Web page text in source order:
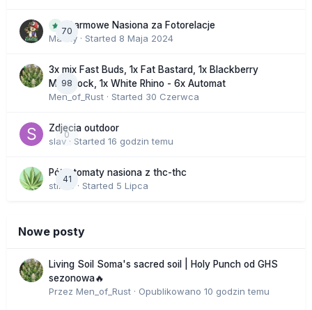
70
Darmowe Nasiona za Fotorelacje
Macky · Started 8 Maja 2024
98
3x mix Fast Buds, 1x Fat Bastard, 1x Blackberry
Moonrock, 1x White Rhino - 6x Automat
Men_of_Rust · Started 30 Czerwca
0
Zdjecia outdoor
slav· Started 16 godzin temu
41
Półautomaty nasiona z thc-thc
stix33
· Started 5 Lipca
Nowe posty
Living Soil Soma's sacred soil | Holy Punch od GHS
sezonowa🔥
Przez Men_of_Rust · Opublikowano 10 godzin temu